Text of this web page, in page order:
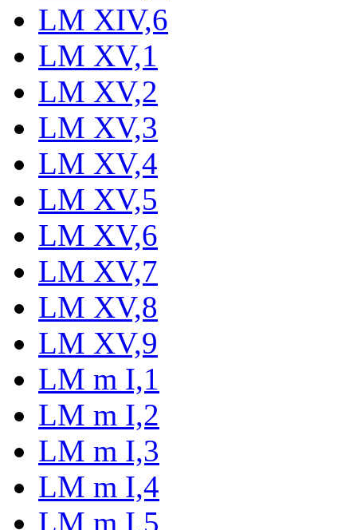
LM XIV,6
LM XV,1
LM XV,2
LM XV,3
LM XV,4
LM XV,5
LM XV,6
LM XV,7
LM XV,8
LM XV,9
LM m I,1
LM m I,2
LM m I,3
LM m I,4
LM m I,5